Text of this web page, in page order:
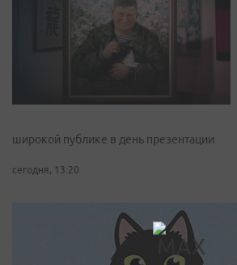
широкой публике в день презентации
сегодня, 13:20